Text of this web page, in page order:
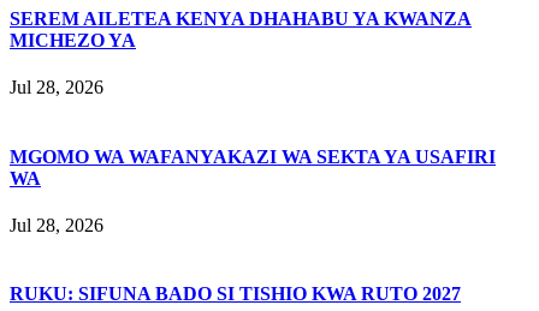
SEREM AILETEA KENYA DHAHABU YA KWANZA
MICHEZO YA
Jul 28, 2026
MGOMO WA WAFANYAKAZI WA SEKTA YA USAFIRI
WA
Jul 28, 2026
RUKU: SIFUNA BADO SI TISHIO KWA RUTO 2027